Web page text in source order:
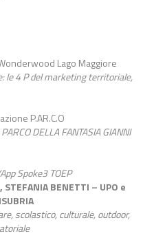
Lago Maggiore
le 4 P del marketing territoriale,
P.AR.C.O
DELLA FANTASIA GIANNI
Spoke3 TOEP
STEFANIA BENETTI – UPO e
scolastico, culturale, outdoor,